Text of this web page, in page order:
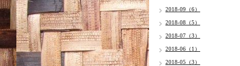
2018-09（6）
2018-08（5）
2018-07（3）
2018-06（1）
2018-05（3）